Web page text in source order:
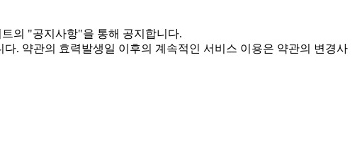
의 "공지사항"을 통해 공지합니다.
. 약관의 효력발생일 이후의 계속적인 서비스 이용은 약관의 변경사